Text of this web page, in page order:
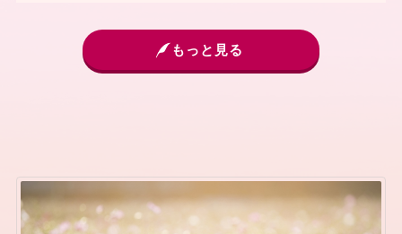
もっと見る